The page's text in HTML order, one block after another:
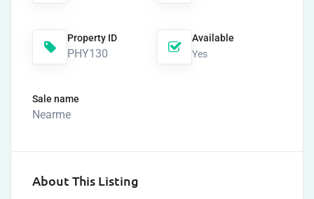
Property ID
PHY130
Available
Yes
Sale name
Nearme
About This Listing